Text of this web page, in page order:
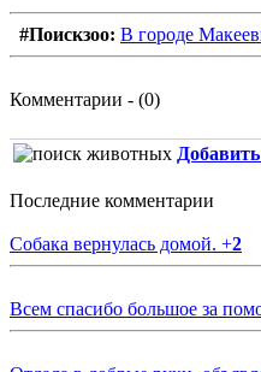
#Поискзоо: В городе
Комментарии - (0)
Последние комментарии
Собака вернулась домой. +2
Всем спасибо большое за